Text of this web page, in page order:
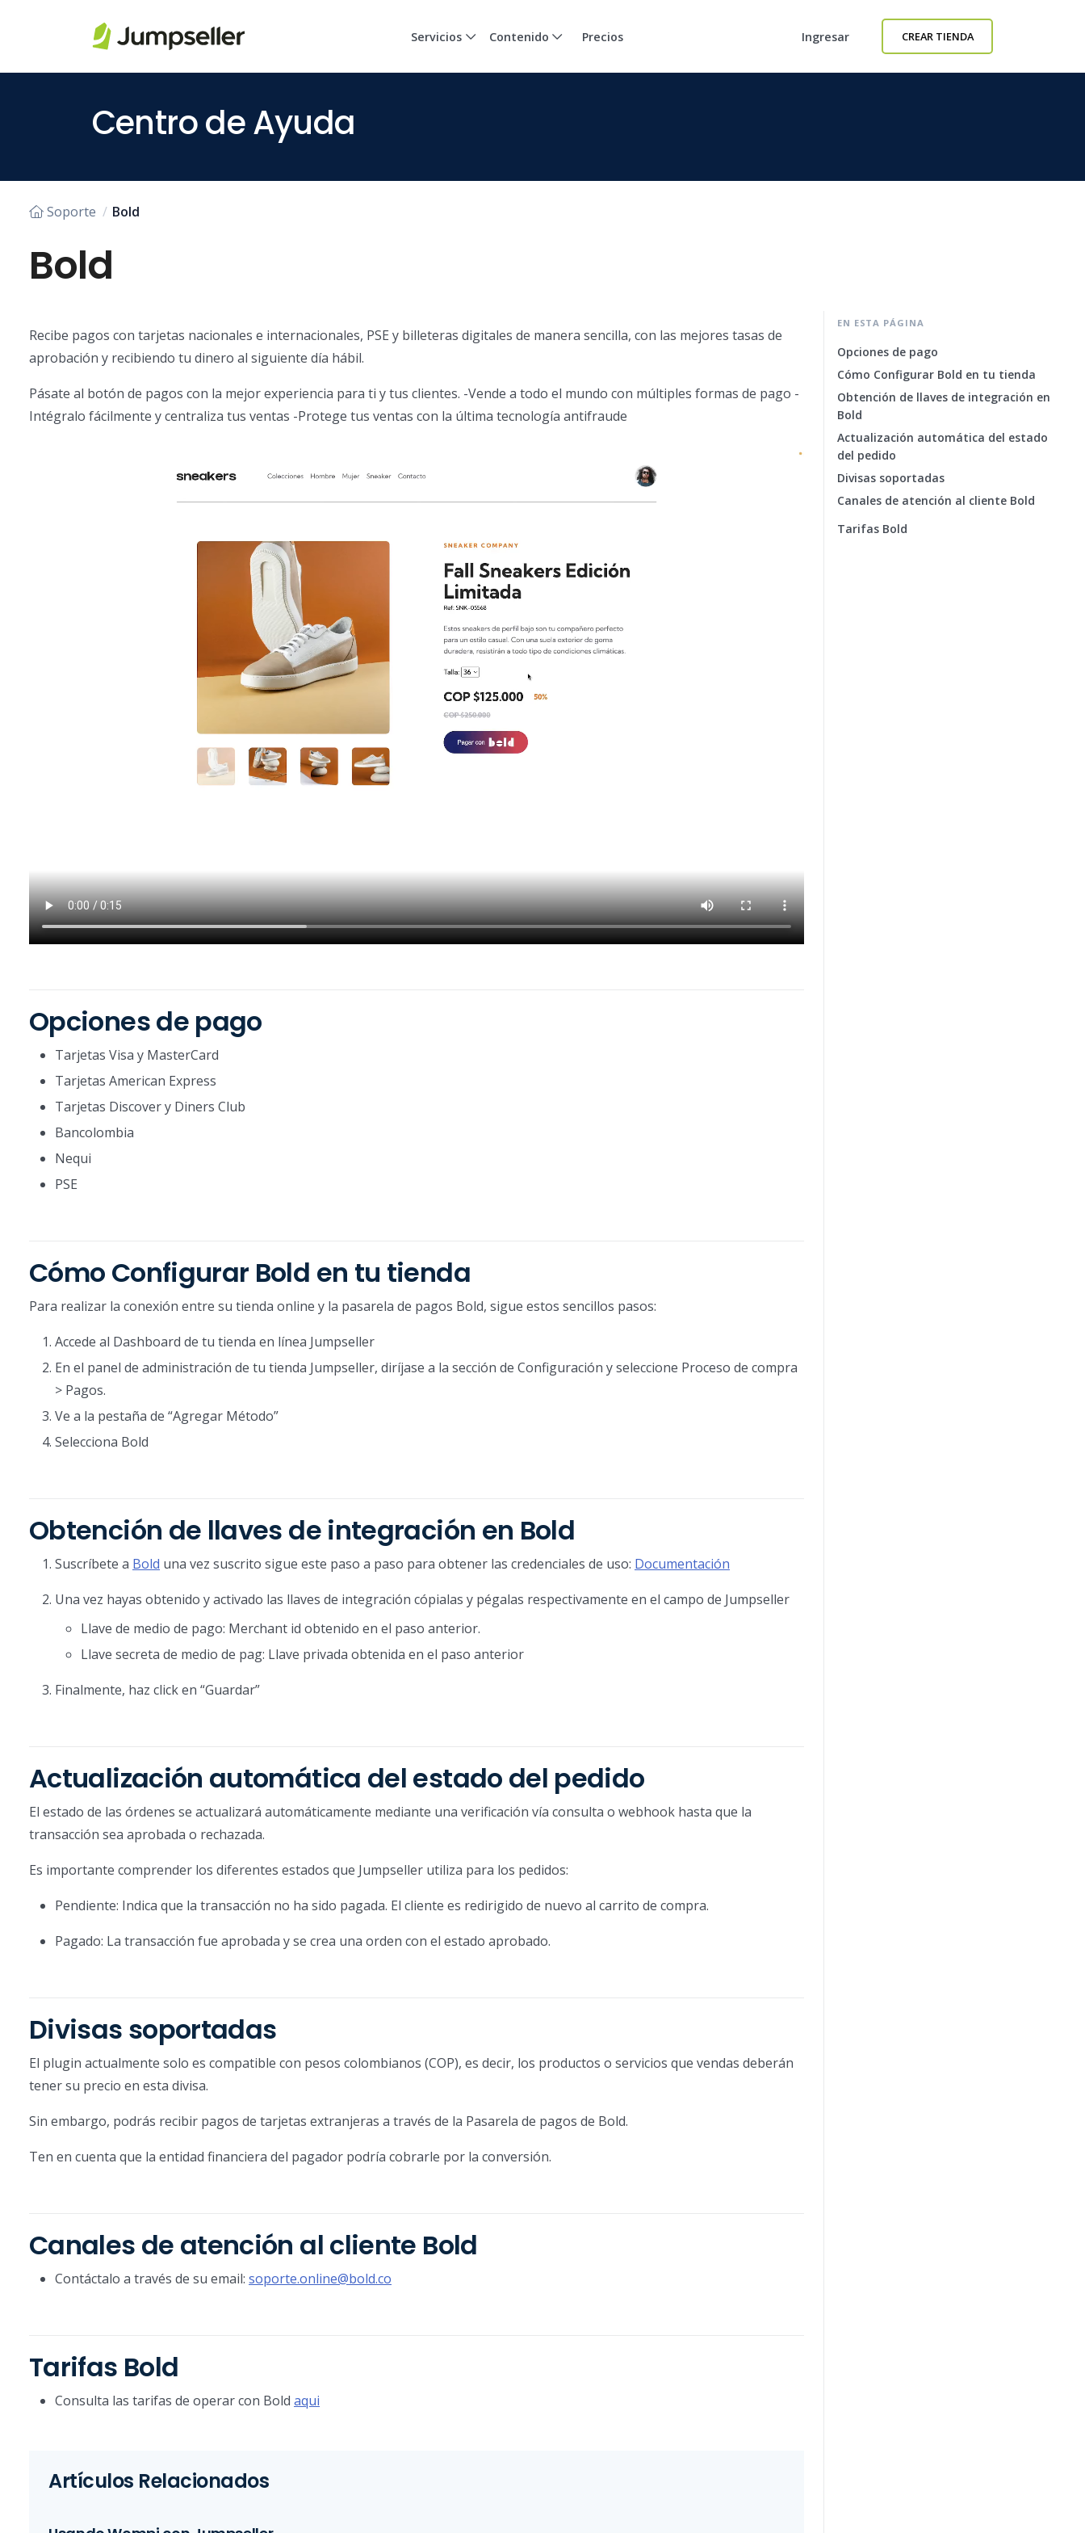
Saltar al contenido principal
Servicios Contenido Precios Ingresar CREAR TIENDA
Centro de Ayuda
Soporte Bold
Bold
Recibe pagos con tarjetas nacionales e internacionales, PSE y billeteras digitales de manera sencilla, con las mejores tasas de
aprobación y recibiendo tu dinero al siguiente día hábil.
Pásate al botón de pagos con la mejor experiencia para ti y tus clientes. -Vende a todo el mundo con múltiples formas de pago -
Intégralo fácilmente y centraliza tus ventas -Protege tus ventas con la última tecnología antifraude
Opciones de pago
Tarjetas Visa y MasterCard
Tarjetas American Express
Tarjetas Discover y Diners Club
Bancolombia
Nequi
PSE
Cómo Configurar Bold en tu tienda
Para realizar la conexión entre su tienda online y la pasarela de pagos Bold, sigue estos sencillos pasos:
Accede al Dashboard de tu tienda en línea Jumpseller
En el panel de administración de tu tienda Jumpseller, diríjase a la sección de Configuración y seleccione Proceso de compra
> Pagos.
Ve a la pestaña de “Agregar Método”
Selecciona Bold
Obtención de llaves de integración en Bold
Suscríbete a Bold una vez suscrito sigue este paso a paso para obtener las credenciales de uso: Documentación
Una vez hayas obtenido y activado las llaves de integración cópialas y pégalas respectivamente en el campo de Jumpseller
Llave de medio de pago: Merchant id obtenido en el paso anterior.
Llave secreta de medio de pag: Llave privada obtenida en el paso anterior
Finalmente, haz click en “Guardar”
Actualización automática del estado del pedido
El estado de las órdenes se actualizará automáticamente mediante una verificación vía consulta o webhook hasta que la
transacción sea aprobada o rechazada.
Es importante comprender los diferentes estados que Jumpseller utiliza para los pedidos:
Pendiente: Indica que la transacción no ha sido pagada. El cliente es redirigido de nuevo al carrito de compra.
Pagado: La transacción fue aprobada y se crea una orden con el estado aprobado.
Divisas soportadas
El plugin actualmente solo es compatible con pesos colombianos (COP), es decir, los productos o servicios que vendas deberán
tener su precio en esta divisa.
Sin embargo, podrás recibir pagos de tarjetas extranjeras a través de la Pasarela de pagos de Bold.
Ten en cuenta que la entidad financiera del pagador podría cobrarle por la conversión.
Canales de atención al cliente Bold
Contáctalo a través de su email: soporte.online@bold.co
Tarifas Bold
Consulta las tarifas de operar con Bold aqui
Artículos Relacionados
EN ESTA PÁGINA
Opciones de pago
Cómo Configurar Bold en tu tienda
Obtención de llaves de integración en
Bold
Actualización automática del estado
del pedido
Divisas soportadas
Canales de atención al cliente Bold
Tarifas Bold